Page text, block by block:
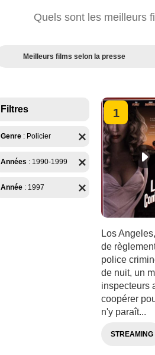
Quels sont les meilleurs
Meilleurs films selon la presse
Filtres
Genre : Policier
Années : 1990-1999
Année : 1997
1
Los
de
police
de nuit, un
inspecteurs
coopérer
n'y paraît...
STREAMING